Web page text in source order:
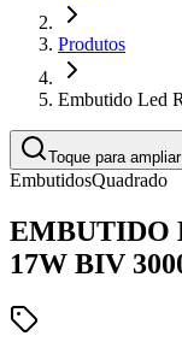
Produtos
Embutido Led
Toque para ampliar
EmbutidosQuadrado
EMBUTIDO
17W BIV